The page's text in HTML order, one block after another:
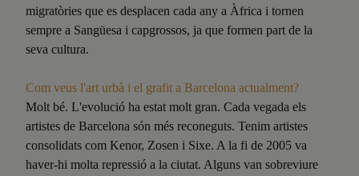
migratòries que es desplacen cada any a Àfrica i tornen
sempre a Sangüesa i capgrossos, ja que formen part de la
seva cultura.
Com veus l'art urbà i el grafit a Barcelona actualment?
Molt bé. L'evolució ha estat molt gran. Cada vegada els
artistes de Barcelona són més reconeguts. Tenim artistes
consolidats com Kenor, Zosen i Sixe. A la fi de 2005 va
haver-hi molta repressió a la ciutat. Alguns van sobreviure